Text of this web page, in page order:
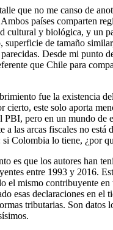
que no me canso de
países comparten
cultural y biológica, y un
superficie de tamaño
Desde mi punto
que Chile para
fue la existencia
cierto, este solo aporta
PBI, pero en un mundo de
a las arcas fiscales no está
si Colombia lo tiene, ¿por
es que los autores han
entre 1993 y 2016.
el mismo contribuyente en
esas declaraciones en el
tributarias. Son datos